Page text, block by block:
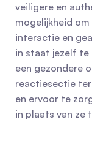
veiligere en
mogelijkheid
interactie en
in staat jezelf te
een gezondere
reactiesectie
en ervoor te
in plaats van ze